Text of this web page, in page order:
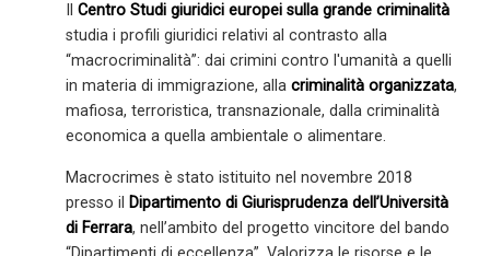
Centro Studi giuridici europei sulla grande criminalità
studia i profili giuridici relativi al contrasto alla
“macrocriminalità”: dai crimini contro l'umanità a quelli
in materia di immigrazione, alla criminalità organizzata,
mafiosa, terroristica, transnazionale, dalla criminalità
economica a quella ambientale o alimentare.
Macrocrimes è stato istituito nel novembre 2018
presso il Dipartimento di Giurisprudenza dell’Università
di Ferrara, nell’ambito del progetto vincitore del bando